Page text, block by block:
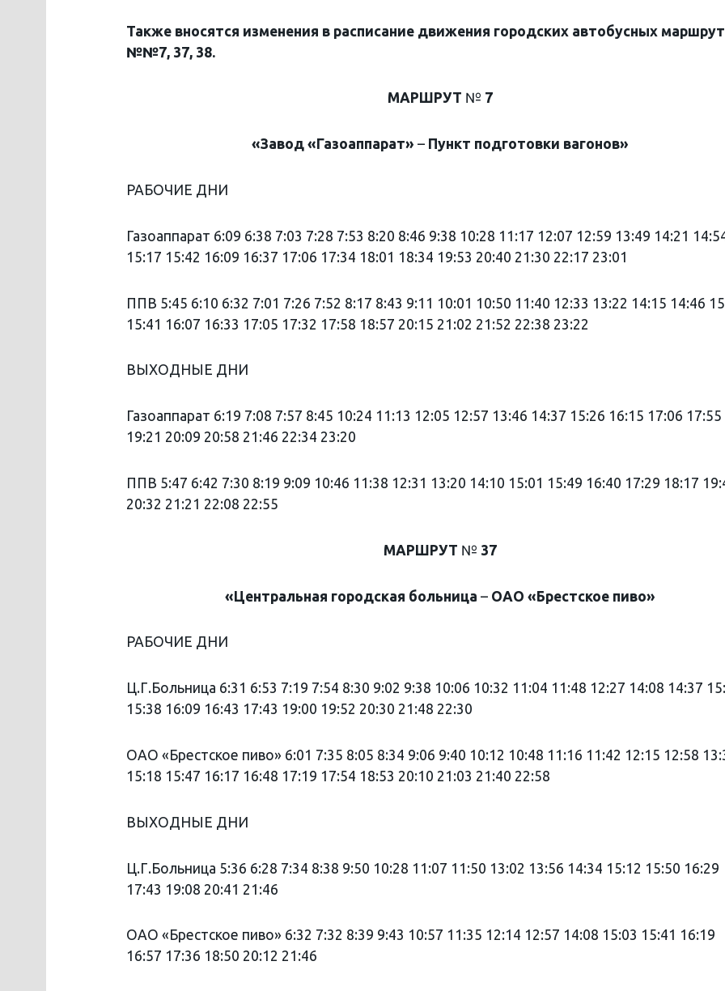
Также вносятся изменения в расписание движения городских автобусных
№№7, 37, 38.
МАРШРУТ № 7
«Завод «Газоаппарат» – Пункт подготовки вагонов»
РАБОЧИЕ ДНИ
Газоаппарат 6:09 6:38 7:03 7:28 7:53 8:20 8:46 9:38 10:28 11:17 12:07 12:59 13:49 14:21
15:17 15:42 16:09 16:37 17:06 17:34 18:01 18:34 19:53 20:40 21:30 22:17 23:01
ППВ 5:45 6:10 6:32 7:01 7:26 7:52 8:17 8:43 9:11 10:01 10:50 11:40 12:33 13:22 14:15 14:46
15:41 16:07 16:33 17:05 17:32 17:58 18:57 20:15 21:02 21:52 22:38 23:22
ВЫХОДНЫЕ ДНИ
Газоаппарат 6:19 7:08 7:57 8:45 10:24 11:13 12:05 12:57 13:46 14:37 15:26 16:15 17:06 17:55
19:21 20:09 20:58 21:46 22:34 23:20
ППВ 5:47 6:42 7:30 8:19 9:09 10:46 11:38 12:31 13:20 14:10 15:01 15:49 16:40 17:29 18:17
20:32 21:21 22:08 22:55
МАРШРУТ № 37
«Центральная городская больница – ОАО «Брестское пиво»
РАБОЧИЕ ДНИ
Ц.Г.Больница 6:31 6:53 7:19 7:54 8:30 9:02 9:38 10:06 10:32 11:04 11:48 12:27 14:08 14:37
15:38 16:09 16:43 17:43 19:00 19:52 20:30 21:48 22:30
ОАО «Брестское пиво» 6:01 7:35 8:05 8:34 9:06 9:40 10:12 10:48 11:16 11:42 12:15 12:58
15:18 15:47 16:17 16:48 17:19 17:54 18:53 20:10 21:03 21:40 22:58
ВЫХОДНЫЕ ДНИ
Ц.Г.Больница 5:36 6:28 7:34 8:38 9:50 10:28 11:07 11:50 13:02 13:56 14:34 15:12 15:50 16:29
17:43 19:08 20:41 21:46
ОАО «Брестское пиво» 6:32 7:32 8:39 9:43 10:57 11:35 12:14 12:57 14:08 15:03 15:41 16:19
16:57 17:36 18:50 20:12 21:46